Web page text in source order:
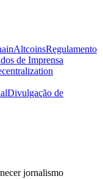
AltcoinsRegulamento
de Imprensa
Divulgação de
jornalismo